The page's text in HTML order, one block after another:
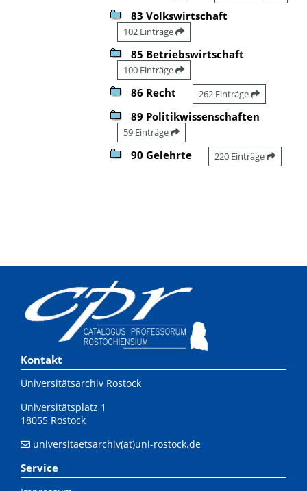
83 Volkswirtschaft
102 Einträge
85 Betriebswirtschaft
100 Einträge
86 Recht 262 Einträge
89 Politikwissenschaften
59 Einträge
90 Gelehrte 220 Einträge
Kontakt
Universitätsarchiv Rostock
Universitätsplatz 1
18055 Rostock
universitaetsarchiv(at)uni-rostock.de
Service